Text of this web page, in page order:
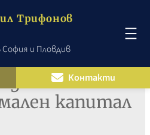
Трифонов
и Пловдив
Контакти
с по-
капитал